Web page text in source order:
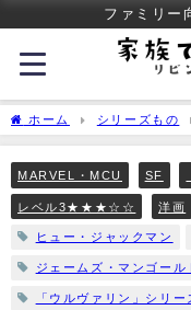
ファミリ
ホーム シリーズもの
ン:SAMURAI』は小学生も
MARVEL・MCU SF
レベル3★★★☆☆ 洋画
ヒュー・ジャックマン
ジェームズ・マンゴール
「ウルヴァリン」シリー